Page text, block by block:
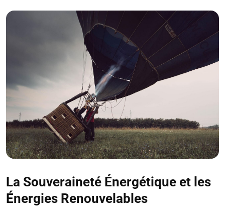
La Souveraineté Énergétique et les
Énergies Renouvelables